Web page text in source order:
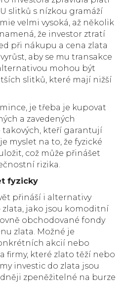
slitků s nízkou gramáží
velmi vysoká, až několik
že investor ztratí
při nákupu a cena zlata
aby se mu transakce
mohou být
slitků, které mají nižší
je třeba je kupovat
a zavedených
kteří garantují
myslet na to, že fyzické
což může přinášet
rizika.
fyzicky
přináší i alternativy
zlata, jako jsou komoditní
obchodované fondy
zlata. Možné je
akcií nebo
firmy, které zlato těží nebo
investic do zlata jsou
zpeněžitelné na burze